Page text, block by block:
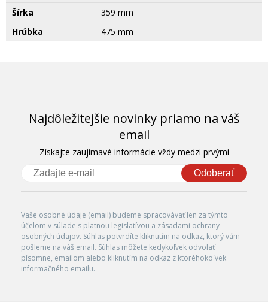
Šírka
359 mm
Hrúbka
475 mm
Najdôležitejšie novinky priamo na váš
email
Získajte zaujímavé informácie vždy medzi prvými
Odoberať
Vaše osobné údaje (email) budeme spracovávať len za týmto
účelom v súlade s platnou legislatívou a zásadami ochrany
osobných údajov. Súhlas potvrdíte kliknutím na odkaz, ktorý vám
pošleme na váš email. Súhlas môžete kedykoľvek odvolať
písomne, emailom alebo kliknutím na odkaz z ktoréhokoľvek
informačného emailu.